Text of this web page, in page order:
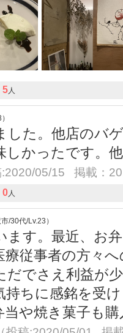
5人
した。他店のバ
しかったです。
:2020/05/15 掲載：
0人
/30代/Lv.23）
す。最近、お
従事者の方々
でさえ利益が
持ちに感銘を受
や焼き菓子も